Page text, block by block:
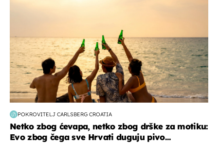
POKROVITELJ CARLSBERG CROATIA
Netko zbog ćevapa, netko zbog drške za motiku:
Evo zbog čega sve Hrvati duguju pivo...